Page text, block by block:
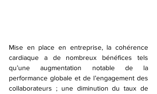
Mise en place en entreprise, la cohérence
cardiaque a de nombreux bénéfices tels
qu’une augmentation notable de la
performance globale et de l’engagement des
collaborateurs ; une diminution du taux de